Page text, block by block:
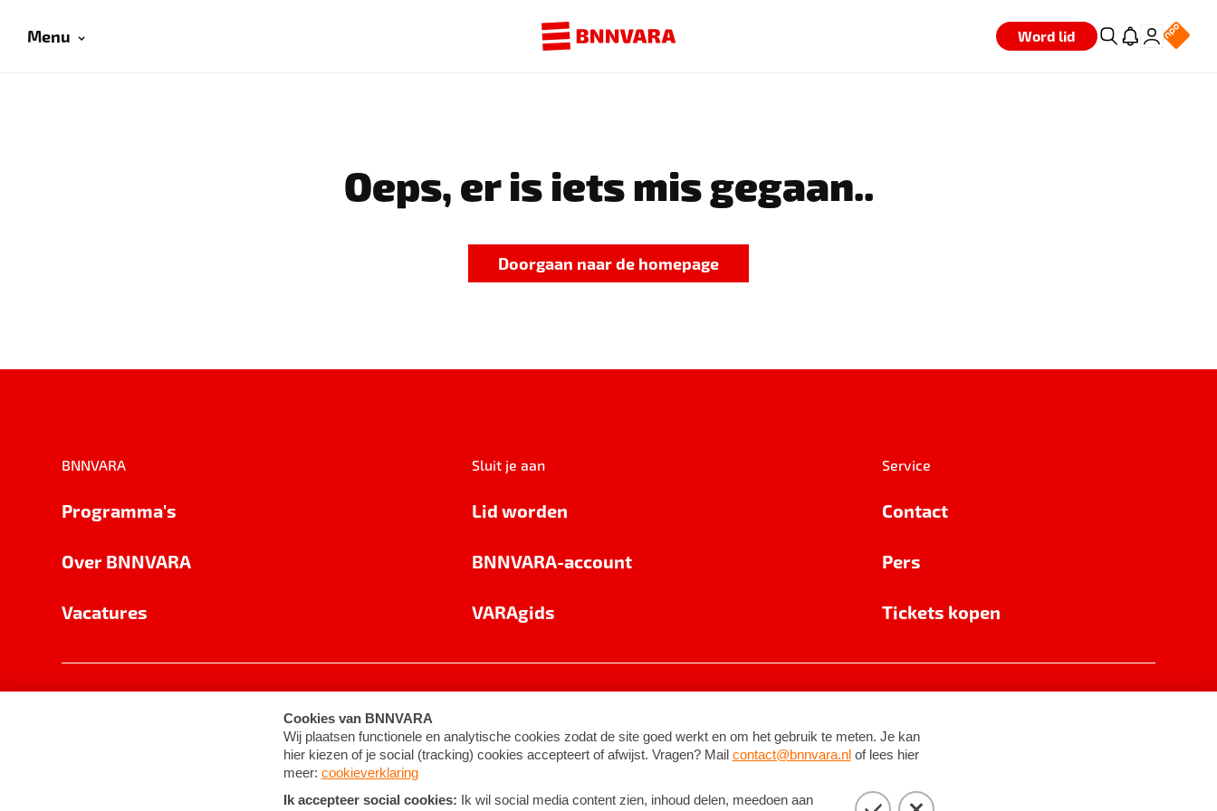
Menu Word lid
Oeps, er is iets mis gegaan..
Doorgaan naar de homepage
BNNVARA
Programma's
Over BNNVARA
Vacatures
Sluit je aan
Lid worden
BNNVARA-account
VARAgids
Service
Contact
Pers
Tickets kopen
Cookie-instellingen Algemene voorwaarden ©2026BNNVARA